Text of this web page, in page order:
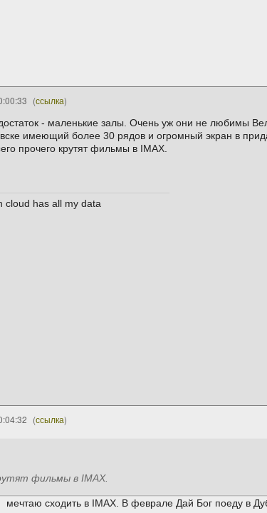
(ссылка)
- маленькие залы. Очень уж они не любимы
имеющий более 30 рядов и огромный экран в
прочего крутят фильмы в IMAX.
cloud has all my data
(ссылка)
фильмы в IMAX.
мечтаю сходить в IMAX. В феврале Дай Бог поеду в